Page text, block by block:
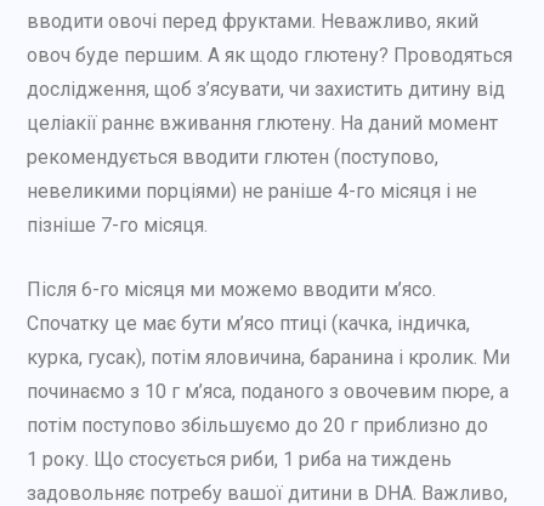
вводити овочі перед фруктами. Неважливо, який
овоч буде першим. А як щодо глютену? Проводяться
дослідження, щоб з’ясувати, чи захистить дитину від
целіакії раннє вживання глютену. На даний момент
рекомендується вводити глютен (поступово,
невеликими порціями) не раніше 4-го місяця і не
пізніше 7-го місяця.
Після 6-го місяця ми можемо вводити м’ясо.
Спочатку це має бути м’ясо птиці (качка, індичка,
курка, гусак), потім яловичина, баранина і кролик. Ми
починаємо з 10 г м’яса, поданого з овочевим пюре, а
потім поступово збільшуємо до 20 г приблизно до
1 року. Що стосується риби, 1 риба на тиждень
задовольняє потребу вашої дитини в DHA. Важливо,